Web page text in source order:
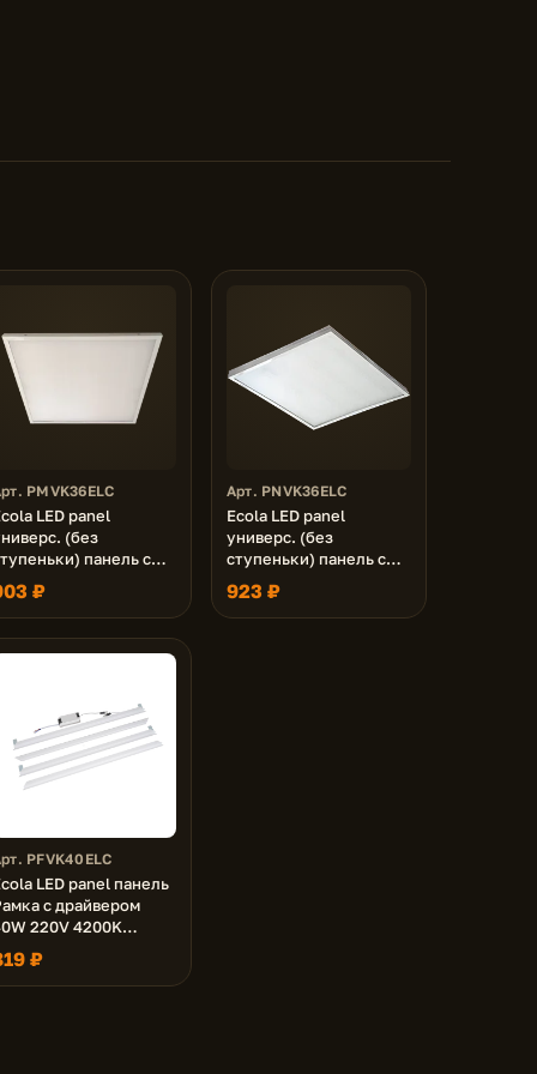
PMVK36ELC
LED panel
(без
панель с
внутри 36W
4200K Матовая
₽
Арт. PNVK36ELC
Ecola LED panel
универс. (без
ступеньки) панель с
драйвером внутри 36W
220V 4200K Призма
595x595x19
923 ₽
PFVK40ELC
LED panel панель
с драйвером
220V 4200K
595x595x16
₽